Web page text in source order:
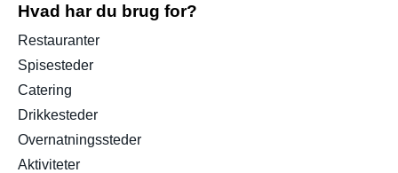
Hvad har du brug for?
Restauranter
Spisesteder
Catering
Drikkesteder
Overnatningssteder
Aktiviteter